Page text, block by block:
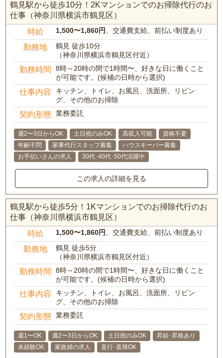
鶴見駅から徒歩10分！2Kマンションでのお掃除代行のお
仕事（神奈川県横浜市鶴見区）
時給 1,500〜1,860円 、交通費支給、前払い制度あり
勤務地
鶴見 徒歩10分
（神奈川県横浜市鶴見区付近）
勤務時間
8時～20時の間で1時間〜、好きな日に働くこと
が可能です。(候補の日時から選択)
仕事内容
キッチン、トイレ、お風呂、洗面所、リビン
グ、その他のお掃除
契約形態 業務委託
週2〜3日からOK 土日祝のみOK 高収入可能
資格不要
年齢不問
家事代行スタッフ募集
ハウスキーパー募集
お手伝いさんの求人
30代･40代･50代活躍中
この求人の詳細を見る
鶴見駅から徒歩5分！1Kマンションでのお掃除代行のお
仕事（神奈川県横浜市鶴見区）
時給 1,500〜1,860円 、交通費支給、前払い制度あり
勤務地
鶴見 徒歩5分
（神奈川県横浜市鶴見区付近）
勤務時間
8時～20時の間で1時間〜、好きな日に働くこと
が可能です。(候補の日時から選択)
仕事内容
キッチン、トイレ、お風呂、洗面所、リビン
グ、その他のお掃除
契約形態 業務委託
週1〜OK 週2〜3日からOK 土日祝のみOK
昇給･昇格あり
未経験OK
家政婦の求人 直行･直帰OK